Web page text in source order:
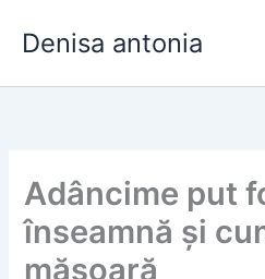
Denisa antonia
Adâncime put
înseamnă și
măsoară